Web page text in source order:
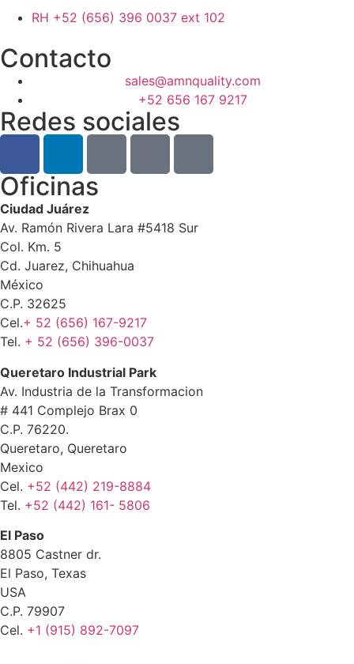
RH +52 (656) 396 0037 ext 102
Contacto
sales@amnquality.com
+52 656 167 9217
Redes sociales
Oficinas
Ciudad Juárez
Av. Ramón Rivera Lara #5418 Sur
Col. Km. 5
Cd. Juarez, Chihuahua
México
C.P. 32625
Cel.+ 52 (656) 167-9217
Tel. + 52 (656) 396-0037
Queretaro Industrial Park
Av. Industria de la Transformacion
# 441 Complejo Brax 0
C.P. 76220.
Queretaro, Queretaro
Mexico
Cel. +52 (442) 219-8884
Tel. +52 (442) 161- 5806
El Paso
8805 Castner dr.
El Paso, Texas
USA
C.P. 79907
Cel. +1 (915) 892-7097